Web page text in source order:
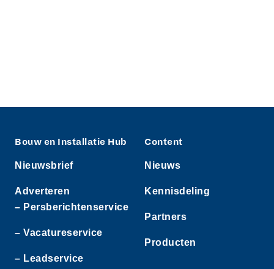
Bouw en Installatie Hub
Nieuwsbrief
Adverteren
– Persberichtenservice
– Vacatureservice
– Leadservice
Content
Nieuws
Kennisdeling
Partners
Producten